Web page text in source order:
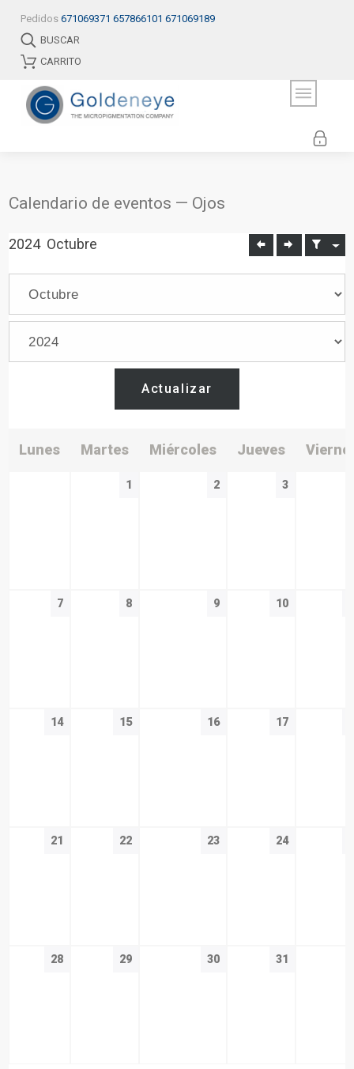
Pedidos 671069371 657866101 671069189
BUSCAR
CARRITO
Calendario de eventos — Ojos
2024 Octubre
Actualizar
Lunes Martes Miércoles Jueves
1 2 3
7 8 9 10
14 15 16 17
21 22 23 24
28 29 30 31